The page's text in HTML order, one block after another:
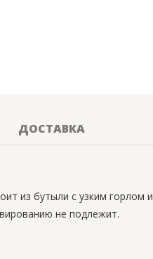
ДОСТАВКА
из бутыли с узким
не подлежит.